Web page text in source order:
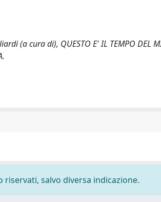
(a cura di), QUESTO E' IL TEMPO DEL
salvo diversa indicazione.